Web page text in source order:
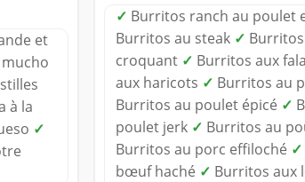
et
à la
✓
✓ Burritos ranch au poulet
Burritos au steak ✓
croquant ✓ Burritos aux
aux haricots ✓ Burritos au
Burritos au poulet épicé ✓
poulet jerk ✓ Burritos au
Burritos au porc effiloché ✓
bœuf haché ✓ Burritos aux